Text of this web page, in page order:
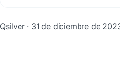
Qsilver · 31 de diciembre de